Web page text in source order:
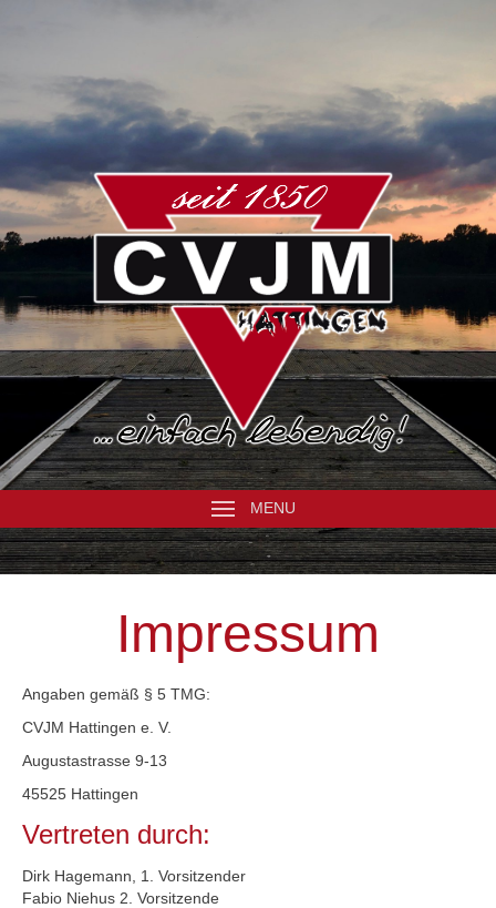
MENU
Impressum
Angaben gemäß § 5 TMG:
CVJM Hattingen e. V.
Augustastrasse 9-13
45525 Hattingen
Vertreten durch:
Dirk Hagemann, 1. Vorsitzender
Fabio Niehus 2. Vorsitzende